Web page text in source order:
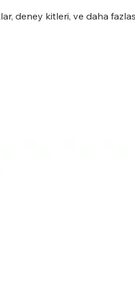
deney kitleri, ve daha